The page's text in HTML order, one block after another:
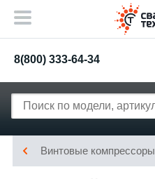
8(800) 333-64-34
Винтовые компрессоры